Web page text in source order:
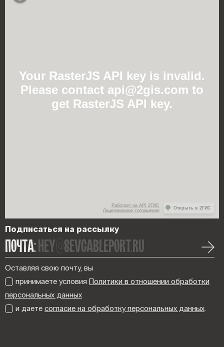
Подписаться на рассылку
ПОЧТА:hey@sevcableport.ru
Оставляя свою почту, вы
принимаете условия Политики в отношении обработки
персональных данных
и даете согласие на обработку персональных данных.
Работает на API 2ГИС
Лицензионное соглашение
Открыть в 2ГИС
Your RasterJS API key is invalid.
Please contact api@2gis.com to
get RasterJS API key.